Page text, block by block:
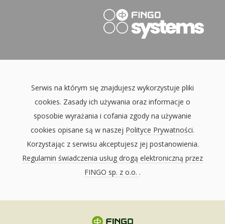
Serwis na którym się znajdujesz wykorzystuje pliki
cookies. Zasady ich używania oraz informacje o
sposobie wyrażania i cofania zgody na używanie
cookies opisane są w naszej Polityce Prywatności.
Korzystając z serwisu akceptujesz jej postanowienia.
Regulamin świadczenia usług drogą elektroniczną przez
FINGO sp. z o.o. .